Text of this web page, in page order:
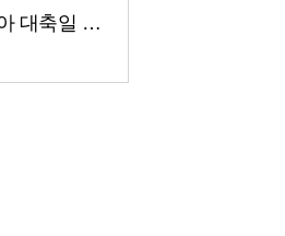
천주의 성모 마리아 대축일 밤 미사 (2025 송년미사) 2025....